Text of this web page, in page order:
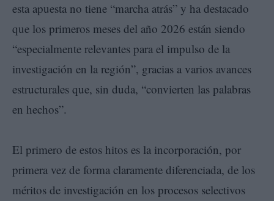
esta apuesta no tiene “marcha atrás” y ha destacado
que los primeros meses del año 2026 están siendo
“especialmente relevantes para el impulso de la
investigación en la región”, gracias a varios avances
estructurales que, sin duda, “convierten las palabras
en hechos”.
El primero de estos hitos es la incorporación, por
primera vez de forma claramente diferenciada, de los
méritos de investigación en los procesos selectivos